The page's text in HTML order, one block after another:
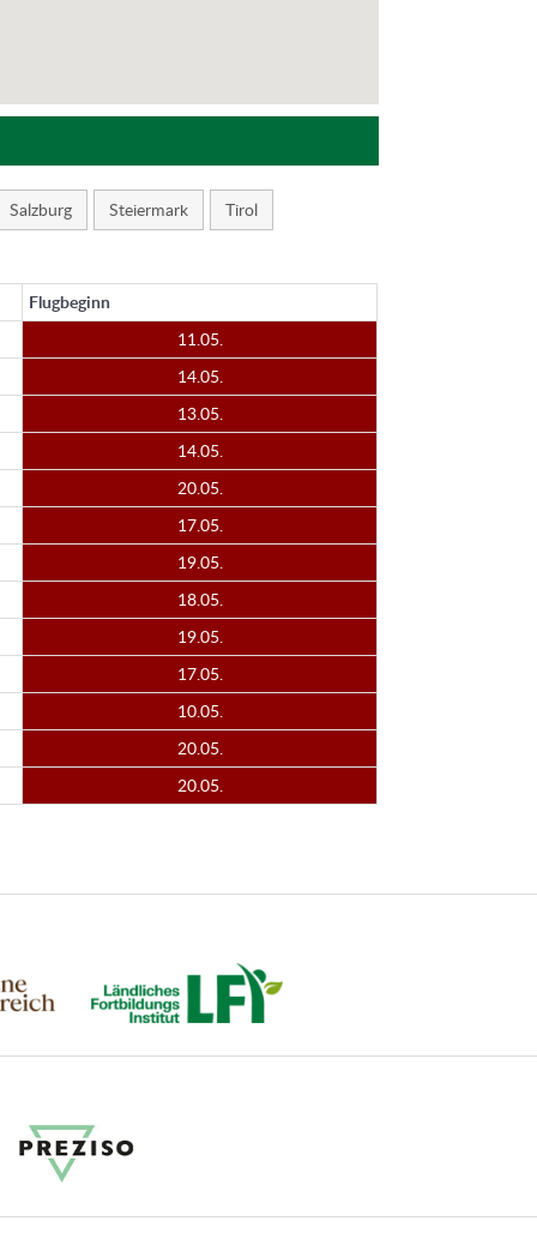
Salzburg Steiermark Tirol
Flugbeginn
11.05.
14.05.
13.05.
14.05.
20.05.
17.05.
19.05.
18.05.
19.05.
17.05.
10.05.
20.05.
20.05.